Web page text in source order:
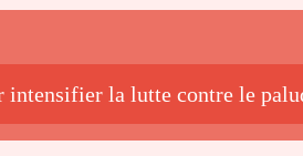
intensifier la lutte contre le